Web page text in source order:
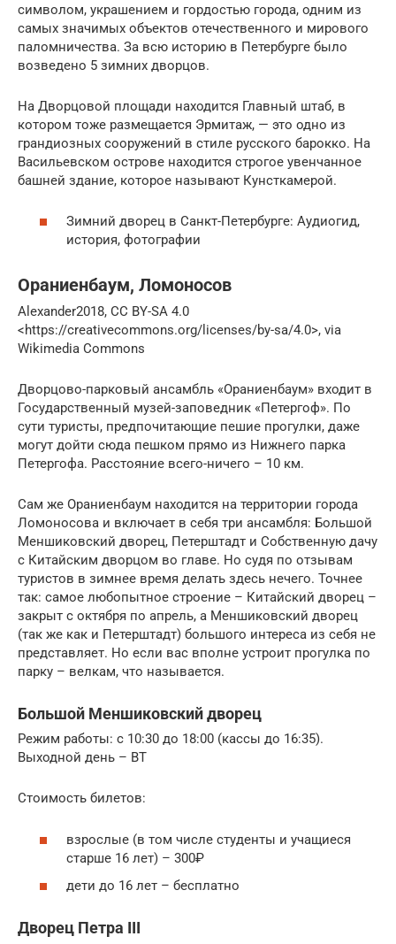
символом, украшением и гордостью города, одним из
самых значимых объектов отечественного и мирового
паломничества. За всю историю в Петербурге было
возведено 5 зимних дворцов.
На Дворцовой площади находится Главный штаб, в
котором тоже размещается Эрмитаж, — это одно из
грандиозных сооружений в стиле русского барокко. На
Васильевском острове находится строгое увенчанное
башней здание, которое называют Кунсткамерой.
Зимний дворец в Санкт-Петербурге: Аудиогид,
история, фотографии
Ораниенбаум, Ломоносов
Alexander2018, CC BY-SA 4.0
<https://creativecommons.org/licenses/by-sa/4.0>, via
Wikimedia Commons
Дворцово-парковый ансамбль «Ораниенбаум» входит в
Государственный музей-заповедник «Петергоф». По
сути туристы, предпочитающие пешие прогулки, даже
могут дойти сюда пешком прямо из Нижнего парка
Петергофа. Расстояние всего-ничего – 10 км.
Сам же Ораниенбаум находится на территории города
Ломоносова и включает в себя три ансамбля: Большой
Меншиковский дворец, Петерштадт и Собственную дачу
с Китайским дворцом во главе. Но судя по отзывам
туристов в зимнее время делать здесь нечего. Точнее
так: самое любопытное строение – Китайский дворец –
закрыт с октября по апрель, а Меншиковский дворец
(так же как и Петерштадт) большого интереса из себя не
представляет. Но если вас вполне устроит прогулка по
парку – велкам, что называется.
Большой Меншиковский дворец
Режим работы: с 10:30 до 18:00 (кассы до 16:35).
Выходной день – ВТ
Стоимость билетов:
взрослые (в том числе студенты и учащиеся
старше 16 лет) – 300₽
дети до 16 лет – бесплатно
Дворец Петра III